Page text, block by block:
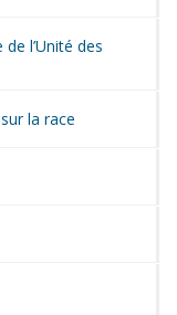
l’Unité des
la race